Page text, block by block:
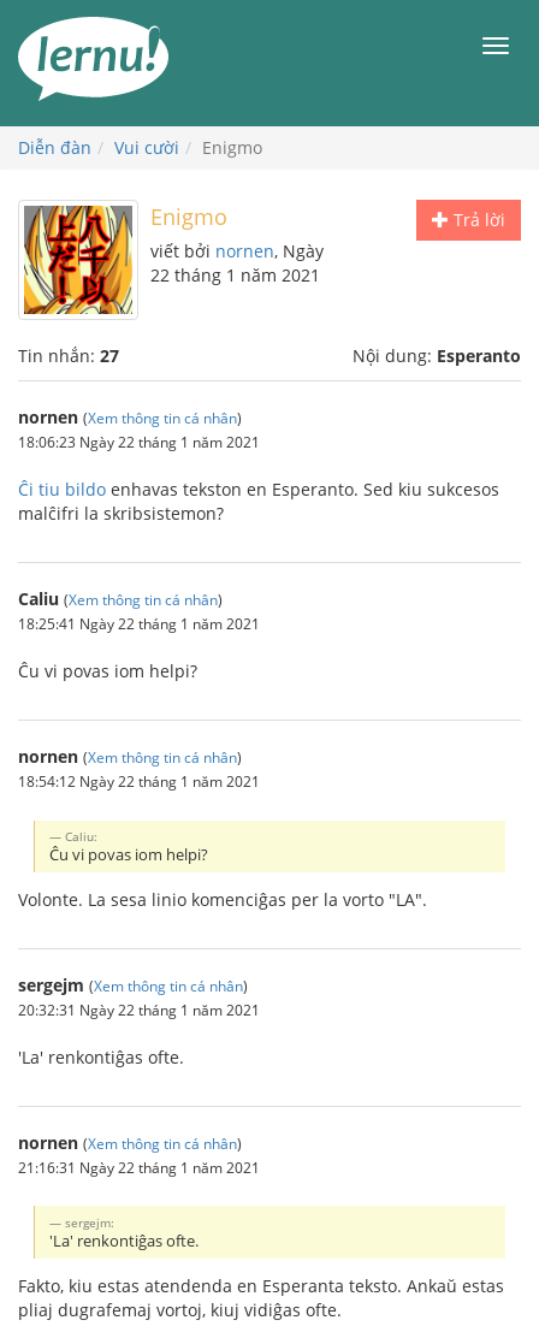
đến
phần
dung
Diễn đàn Vui cười Enigmo
Trả lời
Enigmo
viết bởi nornen, Ngày
22 tháng 1 năm 2021
Tin nhắn: 27 Nội dung: Esperanto
nornen (Xem thông tin cá nhân)
18:06:23 Ngày 22 tháng 1 năm 2021
Ĉi tiu bildo enhavas tekston en Esperanto. Sed kiu sukcesos
malĉifri la skribsistemon?
Caliu (Xem thông tin cá nhân)
18:25:41 Ngày 22 tháng 1 năm 2021
Ĉu vi povas iom helpi?
nornen (Xem thông tin cá nhân)
18:54:12 Ngày 22 tháng 1 năm 2021
Caliu:
Ĉu vi povas iom helpi?
Volonte. La sesa linio komenciĝas per la vorto "LA".
sergejm (Xem thông tin cá nhân)
20:32:31 Ngày 22 tháng 1 năm 2021
'La' renkontiĝas ofte.
nornen (Xem thông tin cá nhân)
21:16:31 Ngày 22 tháng 1 năm 2021
sergejm:
'La' renkontiĝas ofte.
Fakto, kiu estas atendenda en Esperanta teksto. Ankaŭ estas
pliaj dugrafemaj vortoj, kiuj vidiĝas ofte.